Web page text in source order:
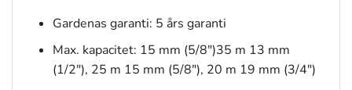
Gardenas garanti: 5 års garanti
Max. kapacitet: 15 mm (5/8″)35 m 13 mm
(1/2″), 25 m 15 mm (5/8″), 20 m 19 mm (3/4″)